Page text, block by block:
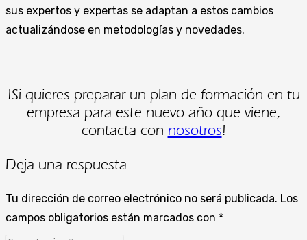
sus expertos y expertas se adaptan a estos cambios
actualizándose en metodologías y novedades.
¡Si quieres preparar un plan de formación en tu
empresa para este nuevo año que viene,
contacta con nosotros!
Deja una respuesta
Tu dirección de correo electrónico no será publicada. Los
campos obligatorios están marcados con *